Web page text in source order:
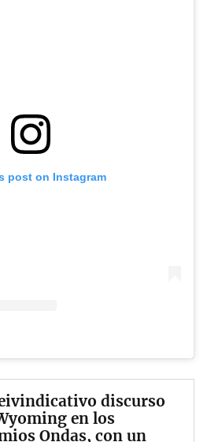
post on Instagram
discurso
en los
Ondas, con un